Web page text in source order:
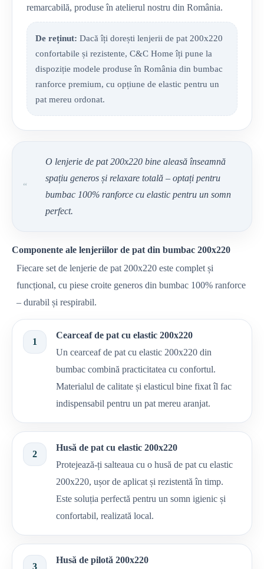
remarcabilă, produse în atelierul nostru din România.
De reținut: Dacă îți dorești lenjerii de pat 200x220
confortabile și rezistente, C&C Home îți pune la
dispoziție modele produse în România din bumbac
ranforce premium, cu opțiune de elastic pentru un
pat mereu ordonat.
“
O lenjerie de pat 200x220 bine aleasă înseamnă
spațiu generos și relaxare totală – optați pentru
bumbac 100% ranforce cu elastic pentru un somn
perfect.
Componente ale lenjeriilor de pat din bumbac 200x220
Fiecare set de lenjerie de pat 200x220 este complet și
funcțional, cu piese croite generos din bumbac 100% ranforce
– durabil și respirabil.
1
Cearceaf de pat cu elastic 200x220
Un cearceaf de pat cu elastic 200x220 din
bumbac combină practicitatea cu confortul.
Materialul de calitate și elasticul bine fixat îl fac
indispensabil pentru un pat mereu aranjat.
2
Husă de pat cu elastic 200x220
Protejează-ți salteaua cu o husă de pat cu elastic
200x220, ușor de aplicat și rezistentă în timp.
Este soluția perfectă pentru un somn igienic și
confortabil, realizată local.
3
Husă de pilotă 200x220